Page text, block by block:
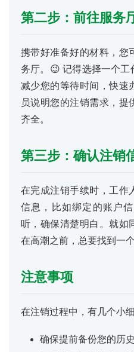
首
百
科
防
第二步：前往服务
携带好准备好的材料，您
务厅。😉 记得选择一个工
减少您的等待时间，快速
员说明您的注销需求，提
齐全。
第三步：确认注销
在完成注销手续时，工作
信息，比如绑定的账户
听，确保清楚明白。就如
在高潮之前，总要找到一
注意事项
在注销过程中，有几个小
确保提前备份您的历